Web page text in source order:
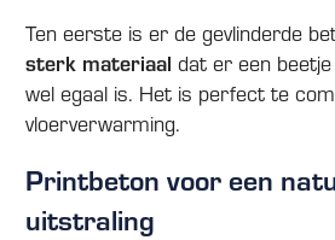
Ten eerste is er de gevlinderde
sterk materiaal dat er een
wel egaal is. Het is perfect te
vloerverwarming.
Printbeton voor een
uitstraling